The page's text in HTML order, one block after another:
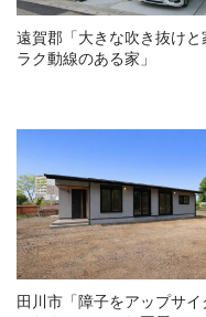
遠賀郡「大きな吹き抜けと
ラク動線のある家」
田川市「障子をアップサイ